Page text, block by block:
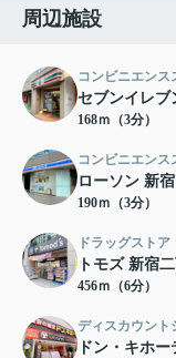
周辺施設
コンビニエンス
セブンイレブ
168ｍ（3分）
コンビニエンス
ローソン 新
190ｍ（3分）
ドラッグストア
トモズ 新宿
456ｍ（6分）
ディスカウント
ドン・キホ